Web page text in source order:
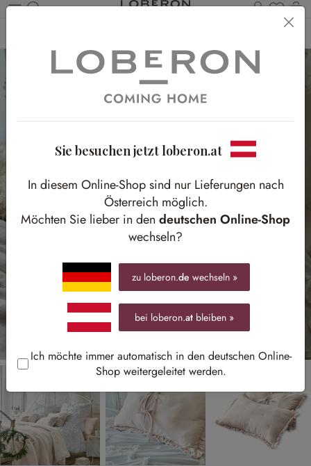
Du
Sie besuchen jetzt loberon.at
In diesem Online-Shop sind nur Lieferungen nach
Österreich möglich.
Möchten Sie lieber in den deutschen Online-Shop
wechseln?
zu loberon.de wechseln »
bei loberon.at bleiben »
Ich möchte immer automatisch in den deutschen Online-
Shop weitergeleitet werden.